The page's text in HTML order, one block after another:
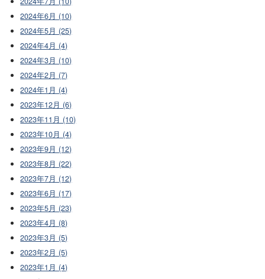
2024年6月 (10)
2024年5月 (25)
2024年4月 (4)
2024年3月 (10)
2024年2月 (7)
2024年1月 (4)
2023年12月 (6)
2023年11月 (10)
2023年10月 (4)
2023年9月 (12)
2023年8月 (22)
2023年7月 (12)
2023年6月 (17)
2023年5月 (23)
2023年4月 (8)
2023年3月 (5)
2023年2月 (5)
2023年1月 (4)